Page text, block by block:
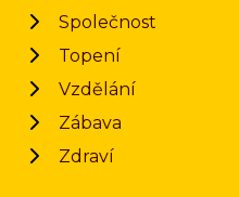
Společnost
Topení
Vzdělání
Zábava
Zdraví